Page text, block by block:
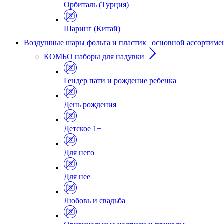
Орбиталь (Турция)
Шаринг (Китай)
Воздушные шары фольга и пластик | основной
КОМБО наборы для надувки
Гендер пати и рождение ребенка
День рождения
Детское 1+
Для него
Для нее
Любовь и свадьба